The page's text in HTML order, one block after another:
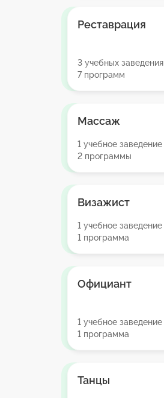
Реставрация
3 учебных заведения
7 программ
Массаж
1 учебное заведение
2 программы
Визажист
1 учебное заведение
1 программа
Официант
1 учебное заведение
1 программа
Танцы